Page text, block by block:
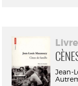
Livre
Jean-